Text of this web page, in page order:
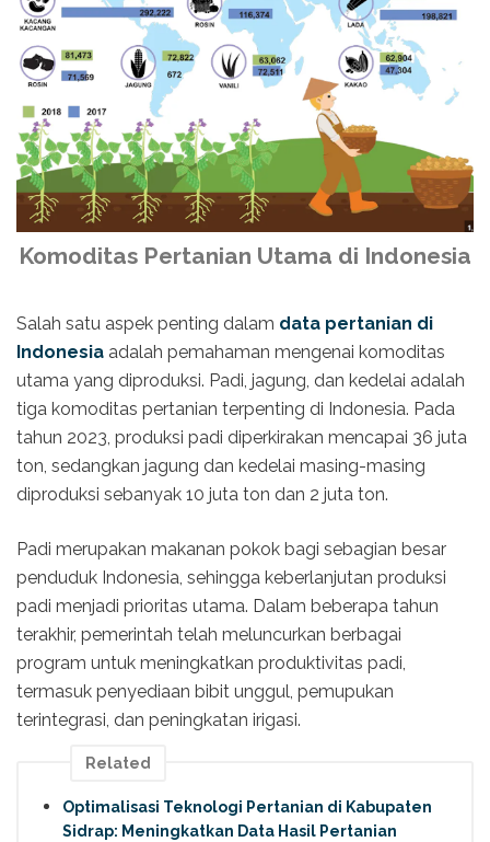
Komoditas Pertanian Utama di Indonesia
Salah satu aspek penting dalam data pertanian di
Indonesia adalah pemahaman mengenai komoditas
utama yang diproduksi. Padi, jagung, dan kedelai adalah
tiga komoditas pertanian terpenting di Indonesia. Pada
tahun 2023, produksi padi diperkirakan mencapai 36 juta
ton, sedangkan jagung dan kedelai masing-masing
diproduksi sebanyak 10 juta ton dan 2 juta ton.
Padi merupakan makanan pokok bagi sebagian besar
penduduk Indonesia, sehingga keberlanjutan produksi
padi menjadi prioritas utama. Dalam beberapa tahun
terakhir, pemerintah telah meluncurkan berbagai
program untuk meningkatkan produktivitas padi,
termasuk penyediaan bibit unggul, pemupukan
terintegrasi, dan peningkatan irigasi.
Related
Optimalisasi Teknologi Pertanian di Kabupaten
Sidrap: Meningkatkan Data Hasil Pertanian